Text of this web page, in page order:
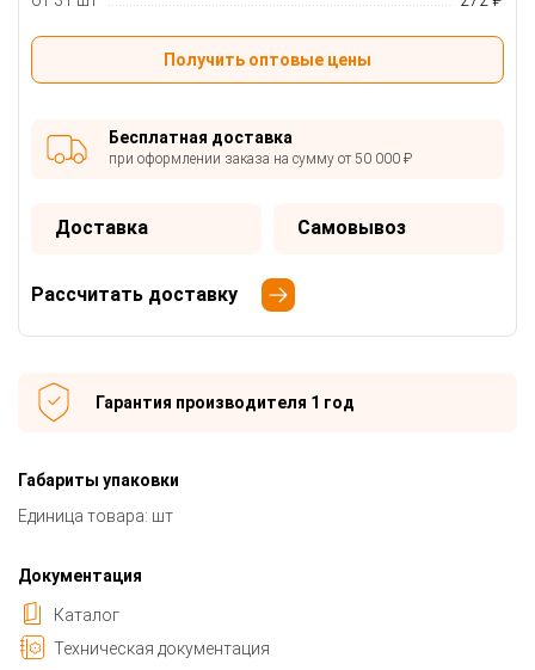
Получить оптовые цены
Бесплатная доставка
при оформлении заказа на сумму от 50 000 ₽
Доставка Самовывоз
Рассчитать доставку
Гарантия производителя 1 год
Габариты упаковки
Единица товара: шт
Документация
Каталог
Техническая документация